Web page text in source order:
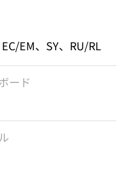
EM、SY、RU/RL
ード